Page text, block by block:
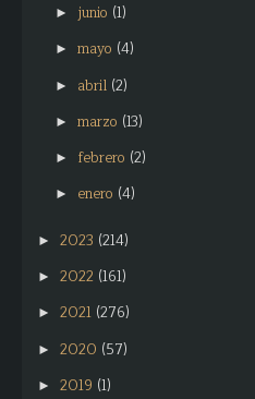
► junio (1)
► mayo (4)
► abril (2)
► marzo (13)
► febrero (2)
► enero (4)
► 2023 (214)
► 2022 (161)
► 2021 (276)
► 2020 (57)
► 2019 (1)